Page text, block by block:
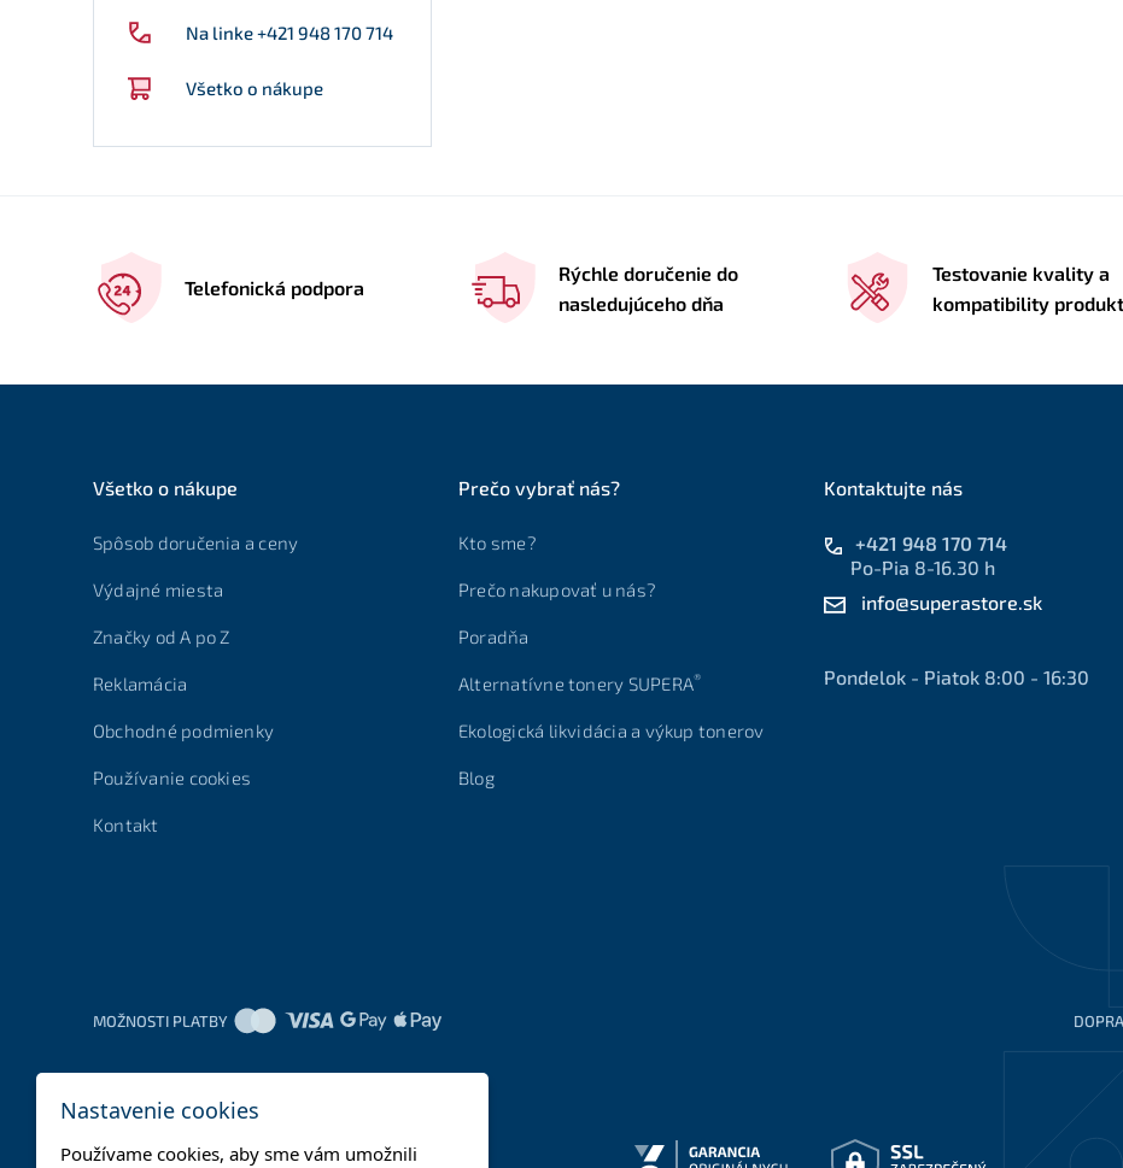
Na linke +421 948 170 714
Všetko o nákupe
Telefonická podpora
Rýchle doručenie do
nasledujúceho dňa
Testovanie kvality a
kompatibility
Všetko o nákupe
Spôsob doručenia a ceny
Výdajné miesta
Značky od A po Z
Reklamácia
Obchodné podmienky
Používanie cookies
Kontakt
Prečo vybrať nás?
Kto sme?
Prečo nakupovať u nás?
Poradňa
Alternatívne tonery SUPERA®
Ekologická likvidácia a výkup tonerov
Blog
Kontaktujte nás
+421 948 170 714
Po-Pia 8-16.30 h
info@superastore.sk
Pondelok - Piatok 8:00 - 16:30
MOŽNOSTI PLATBY
Nastavenie cookies
Používame cookies, aby sme vám umožnili